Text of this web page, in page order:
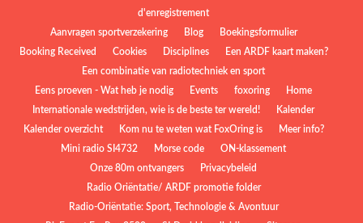
d'enregistrement
Aanvragen sportverzekering
Blog
Boekingsformulier
Booking Received
Cookies Disciplines
Een ARDF kaart maken?
Een combinatie van radiotechniek en sport
Eens proeven - Wat heb je nodig
Events foxoring
Home
Internationale wedstrijden, wie is de beste ter wereld!
Kalender
Kalender overzicht
Kom nu te weten wat FoxOring is
Meer info?
Mini radio SI4732
Morse code
ON-klassement
Onze 80m ontvangers
Privacybeleid
Radio Oriëntatie/ ARDF promotie folder
Radio‑Oriëntatie: Sport, Technologie & Avontuur